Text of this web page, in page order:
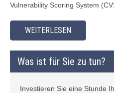
Vulnerability Scoring System
WEITERLESEN
Was ist für Sie zu tun?
Investieren Sie eine Stunde